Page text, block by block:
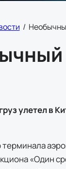
/
улетел в
терминала
«Один